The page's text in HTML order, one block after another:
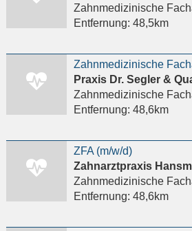
Zahnmedizinische
Entfernung: 48,5km
Zahnmedizinische
Praxis Dr. Segler &
Zahnmedizinische
Entfernung: 48,6km
ZFA (m/w/d)
Zahnarztpraxis
Zahnmedizinische
Entfernung: 48,6km